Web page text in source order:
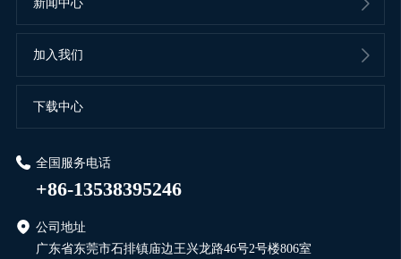
新闻中心
加入我们
下载中心
全国服务电话
+86-13538395246
公司地址
广东省东莞市石排镇庙边王兴龙路46号2号楼806室